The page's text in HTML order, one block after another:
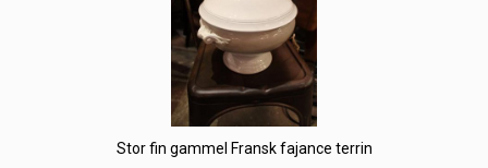
Stor fin gammel Fransk fajance terrin